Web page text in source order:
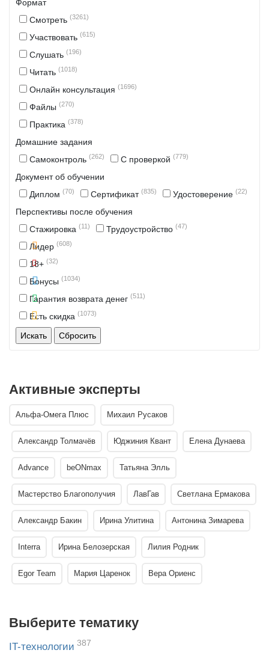
Формат
Смотреть (3261)
Участвовать (615)
Слушать (196)
Читать (1018)
Онлайн консультация (1696)
Файлы (270)
Практика (378)
Домашние задания
Самоконтроль (262) С проверкой (779)
Документ об обучении
Диплом (70) Сертификат (835) Удостоверение (22)
Перспективы после обучения
Стажировка (11) Трудоустройство (47)
Лидер (608)
18+ (32)
Бонусы (1034)
Гарантия возврата денег (511)
Есть скидка (1073)
Активные эксперты
Альфа-Омега Плюс Михаил Русаков
Александр Толмачёв Юджиния Квант Елена Дунаева
Advance beONmax Татьяна Элль
Мастерство Благополучия ЛавГав Светлана Ермакова
Александр Бакин Ирина Улитина Антонина Зимарева
Interra Ирина Белозерская Лилия Родник
Egor Team Мария Царенок Вера Ориенс
Выберите тематику
IT-технологии 387